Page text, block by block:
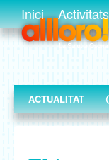
Inici Activitats
ACTUALITAT